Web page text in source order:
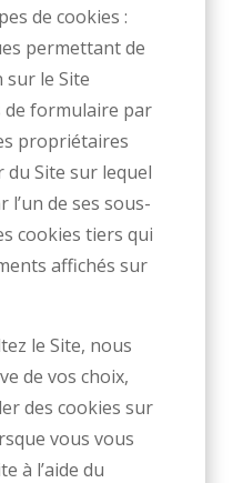
de cookies :
permettant de
le Site
de formulaire par
propriétaires
du Site sur lequel
de ses sous-
cookies tiers qui
affichés sur
le Site, nous
de vos choix,
des cookies sur
vous vous
à l’aide du